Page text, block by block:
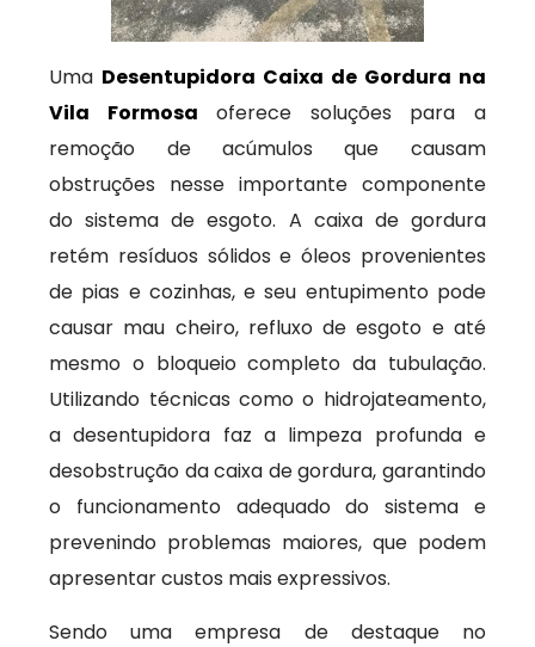
Uma Desentupidora Caixa de Gordura na
Vila Formosa oferece soluções para a
remoção de acúmulos que causam
obstruções nesse importante componente
do sistema de esgoto. A caixa de gordura
retém resíduos sólidos e óleos provenientes
de pias e cozinhas, e seu entupimento pode
causar mau cheiro, refluxo de esgoto e até
mesmo o bloqueio completo da tubulação.
Utilizando técnicas como o hidrojateamento,
a desentupidora faz a limpeza profunda e
desobstrução da caixa de gordura, garantindo
o funcionamento adequado do sistema e
prevenindo problemas maiores, que podem
apresentar custos mais expressivos.
Sendo uma empresa de destaque no